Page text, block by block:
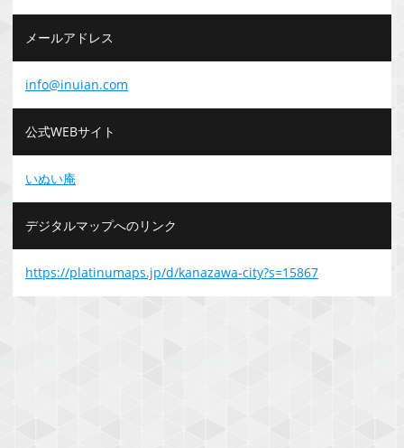
メールアドレス
info@inuian.com
公式WEBサイト
いぬい庵
デジタルマップへのリンク
https://platinumaps.jp/d/kanazawa-city?s=15867